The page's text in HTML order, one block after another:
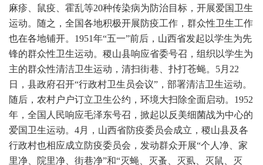
麻疹、鼠疫、霍乱等20种传染病为防治目标，开展爱国卫生
运动。随之，全国各地积极开展防疫工作，群众性卫生工作
也在各地铺开。1951年“五一”前后，山西省发起以学生为先
锋的群众性卫生运动。稷山县响应省委号召，组织以学生为
主的群众性清洁卫生运动，清扫街巷、扑打苍蝇。5月22
日，县政府召开“行政村卫生员会议”，部署清洁卫生运动。
随后，农村户户订立卫生公约，环境大扫除全面启动。1952
年，全国人民响应毛泽东号召，掀起以反美细菌战为中心的
爱国卫生运动。4月，山西省防疫委员会成立，稷山县及各
行政村也相应成立防疫委员会，发动群众开展“个人净、家
里净、院里净、街巷净”和“灭蝇、灭蚤、灭虱、灭鼠、灭